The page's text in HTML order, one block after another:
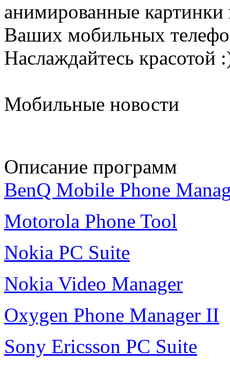
анимированные картинки
Ваших мобильных
Наслаждайтесь красотой
Мобильные новости
Описание программ
BenQ Mobile Phone
Motorola Phone Tool
Nokia PC Suite
Nokia Video Manager
Oxygen Phone Manager II
Sony Ericsson PC Suite